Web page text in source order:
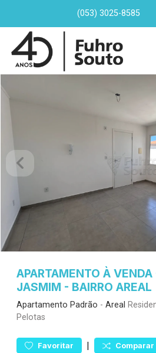
(053) 3025-8585
APARTAMENTO À
JASMIM - BAIRRO AREAL
Apartamento Padrão - Areal
Pelotas
Favoritar | Comparar